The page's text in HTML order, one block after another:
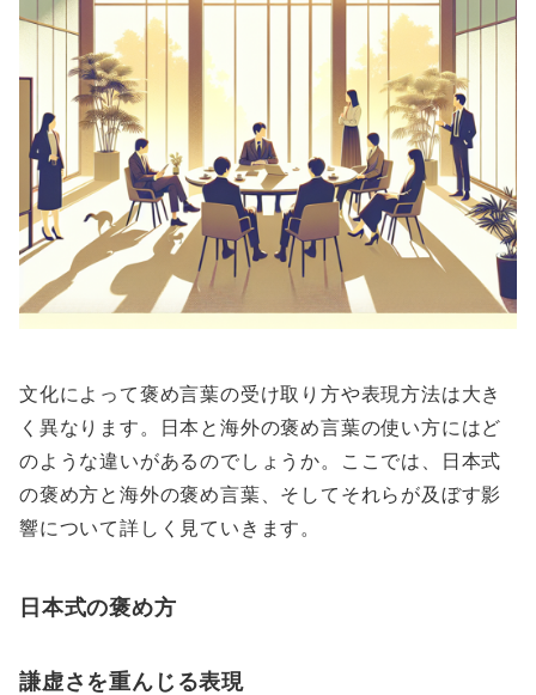
文化によって褒め言葉の受け取り方や表現方法は大き
く異なります。日本と海外の褒め言葉の使い方にはど
のような違いがあるのでしょうか。ここでは、日本式
の褒め方と海外の褒め言葉、そしてそれらが及ぼす影
響について詳しく見ていきます。
日本式の褒め方
謙虚さを重んじる表現